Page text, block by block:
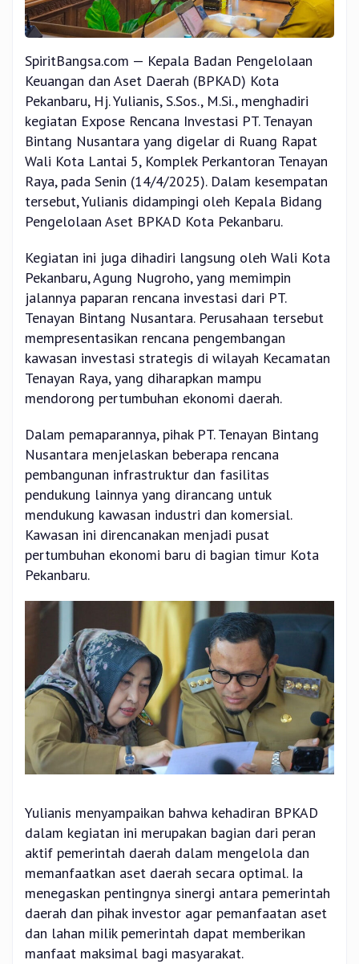
SpiritBangsa.com — Kepala Badan Pengelolaan
Keuangan dan Aset Daerah (BPKAD) Kota
Pekanbaru, Hj. Yulianis, S.Sos., M.Si., menghadiri
kegiatan Expose Rencana Investasi PT. Tenayan
Bintang Nusantara yang digelar di Ruang Rapat
Wali Kota Lantai 5, Komplek Perkantoran Tenayan
Raya, pada Senin (14/4/2025). Dalam kesempatan
tersebut, Yulianis didampingi oleh Kepala Bidang
Pengelolaan Aset BPKAD Kota Pekanbaru.
Kegiatan ini juga dihadiri langsung oleh Wali Kota
Pekanbaru, Agung Nugroho, yang memimpin
jalannya paparan rencana investasi dari PT.
Tenayan Bintang Nusantara. Perusahaan tersebut
mempresentasikan rencana pengembangan
kawasan investasi strategis di wilayah Kecamatan
Tenayan Raya, yang diharapkan mampu
mendorong pertumbuhan ekonomi daerah.
Dalam pemaparannya, pihak PT. Tenayan Bintang
Nusantara menjelaskan beberapa rencana
pembangunan infrastruktur dan fasilitas
pendukung lainnya yang dirancang untuk
mendukung kawasan industri dan komersial.
Kawasan ini direncanakan menjadi pusat
pertumbuhan ekonomi baru di bagian timur Kota
Pekanbaru.
Yulianis menyampaikan bahwa kehadiran BPKAD
dalam kegiatan ini merupakan bagian dari peran
aktif pemerintah daerah dalam mengelola dan
memanfaatkan aset daerah secara optimal. Ia
menegaskan pentingnya sinergi antara pemerintah
daerah dan pihak investor agar pemanfaatan aset
dan lahan milik pemerintah dapat memberikan
manfaat maksimal bagi masyarakat.